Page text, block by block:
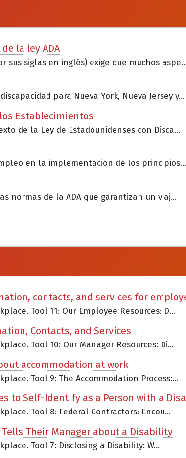
la ley ADA
sus siglas en inglés) exige que muchos
para Nueva York, Nueva Jersey y...
los Establecimientos
de la Ley de Estadounidenses con Disca...
en la implementación de los principios...
normas de la ADA que garantizan un viaj...
contacts, and services for
Tool 11: Our Employee Resources: D...
Contacts, and Services
Tool 10: Our Manager Resources: Di...
accommodation at work
Tool 9: The Accommodation Process:...
to Self-Identify as a Person with a
Tool 8: Federal Contractors: Encou...
Their Manager about a Disability
Tool 7: Disclosing a Disability: W...